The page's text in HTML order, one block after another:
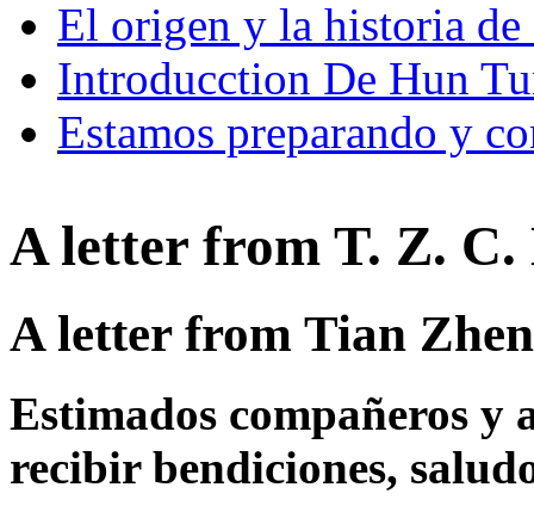
El origen y la historia
Introducction De Hun
Estamos preparando y
A letter from T. Z.
A letter from Tian
Estimados compañeros y
recibir bendiciones,